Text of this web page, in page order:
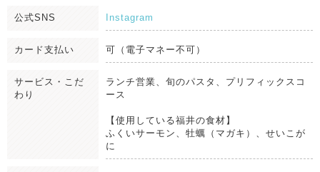
公式SNS Instagram
カード支払い 可（電子マネー不可）
サービス・こだ
わり
ランチ営業、旬のパスタ、プリフィックスコ
ース
【使用している福井の食材】
ふくいサーモン、牡蠣（マガキ）、せいこが
に